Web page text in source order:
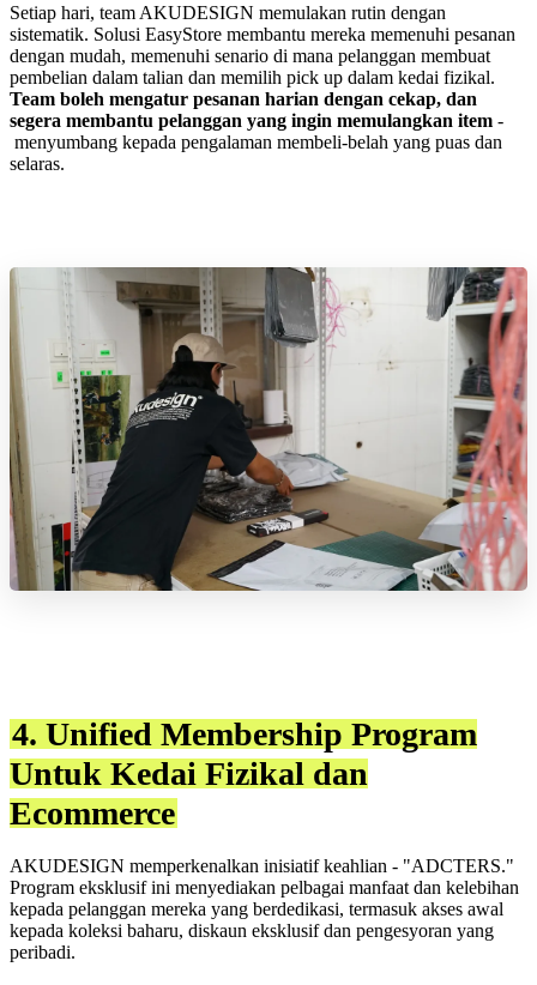
Setiap hari, team AKUDESIGN memulakan rutin dengan
sistematik. Solusi EasyStore membantu mereka memenuhi pesanan
dengan mudah, memenuhi senario di mana pelanggan membuat
pembelian dalam talian dan memilih pick up dalam kedai fizikal.
Team boleh mengatur pesanan harian dengan cekap, dan
segera membantu pelanggan yang ingin memulangkan item -
menyumbang kepada pengalaman membeli-belah yang puas dan
selaras.
4. Unified Membership Program
Untuk Kedai Fizikal dan
Ecommerce
AKUDESIGN memperkenalkan inisiatif keahlian - "ADCTERS."
Program eksklusif ini menyediakan pelbagai manfaat dan kelebihan
kepada pelanggan mereka yang berdedikasi, termasuk akses awal
kepada koleksi baharu, diskaun eksklusif dan pengesyoran yang
peribadi.